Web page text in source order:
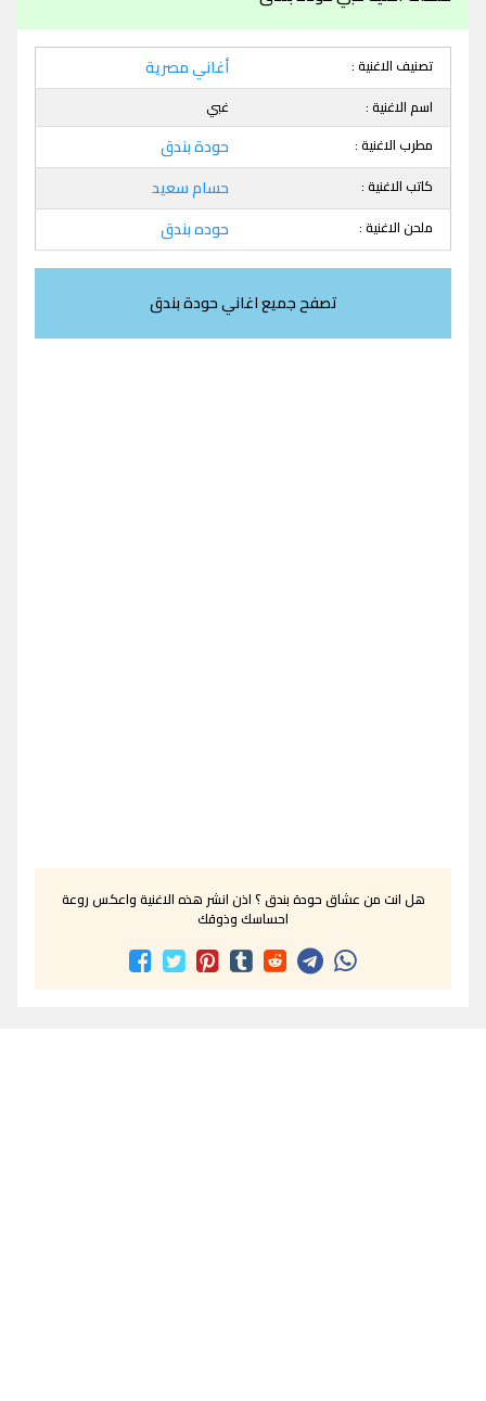
تصنيف الاغنية : أغاني مصرية
اسم الاغنية :
غبي
مطرب الاغنية :
حودة بندق
كاتب الاغنية : حسام سعيد
ملحن الاغنية : حوده بندق
تصفح جميع اغاني حودة بندق
هل انت من عشاق حودة بندق ؟ اذن انشر هذه الاغنية واعكس روعة
احساسك وذوقك